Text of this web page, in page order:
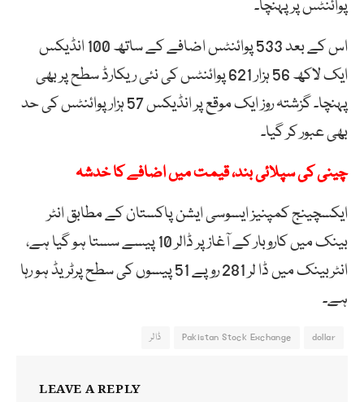
پوائنٹس پر پہنچا۔
اس کے بعد 533 پوائنٹس اضافے کے ساتھ 100 انڈیکس
ایک لاکھ 56 ہزار 621 پوائنٹس کی نئی ریکارڈ سطح پر بھی
پہنچا۔ گزشتہ روز ایک موقع پر انڈیکس 57 ہزار پوائنٹس کی حد
بھی عبور کر گیا۔
چینی کی سپلائی بند، قیمت میں اضافے کا خدشہ
ایکسچینج کمپنیز ایسوسی ایشن پاکستان کے مطابق انٹر
بینک میں کاروبار کے آغاز پر ڈالر 10 پیسے سستا ہو گیا ہے،
انٹربینک میں ڈا لر 281 روپے 51 پیسوں کی سطح پرٹریڈ ہو رہا
ہے۔
dollar
Pakistan Stock Exchange ڈالر
LEAVE A REPLY